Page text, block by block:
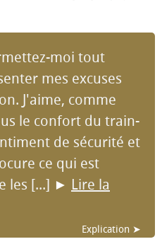
moi tout
mes excuses
J'aime, comme
le confort du train-
de sécurité et
ce qui est
les [...] ► Lire la
Explication ➤